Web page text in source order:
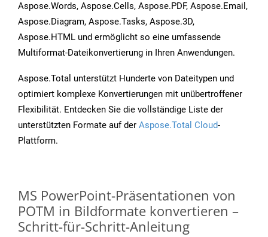
Aspose.Words, Aspose.Cells, Aspose.PDF, Aspose.Email,
Aspose.Diagram, Aspose.Tasks, Aspose.3D,
Aspose.HTML und ermöglicht so eine umfassende
Multiformat-Dateikonvertierung in Ihren Anwendungen.
Aspose.Total unterstützt Hunderte von Dateitypen und
optimiert komplexe Konvertierungen mit unübertroffener
Flexibilität. Entdecken Sie die vollständige Liste der
unterstützten Formate auf der Aspose.Total Cloud-
Plattform.
MS PowerPoint-Präsentationen von
POTM in Bildformate konvertieren –
Schritt-für-Schritt-Anleitung